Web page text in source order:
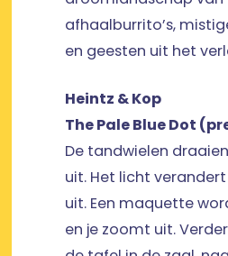
afhaalburrito’s,
en geesten uit het
Heintz & Kop
The Pale Blue Dot
De tandwielen
uit. Het licht
uit. Een maquette
en je zoomt uit.